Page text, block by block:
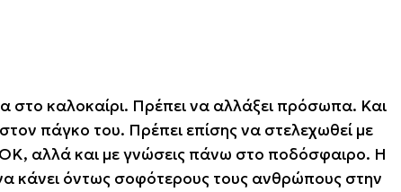
στο καλοκαίρι. Πρέπει να αλλάξει πρόσωπα. Και
πάγκο του. Πρέπει επίσης να στελεχωθεί με
αλλά και με γνώσεις πάνω στο ποδόσφαιρο. Η
κάνει όντως σοφότερους τους ανθρώπους στην